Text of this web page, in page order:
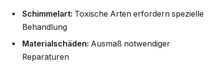
Schimmelart: Toxische Arten erfordern spezielle
Behandlung
Materialschäden: Ausmaß notwendiger
Reparaturen